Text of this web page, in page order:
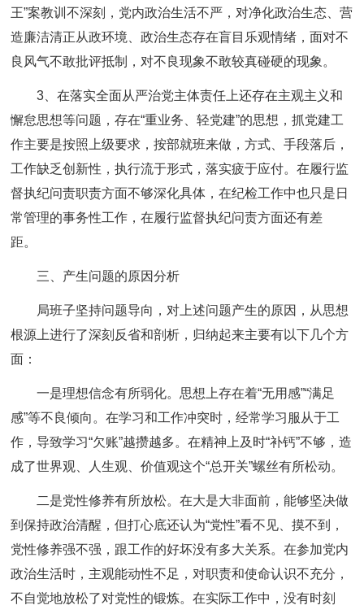
王”案教训不深刻，党内政治生活不严，对净化政治生态、营
造廉洁清正从政环境、政治生态存在盲目乐观情绪，面对不
良风气不敢批评抵制，对不良现象不敢较真碰硬的现象。
3、在落实全面从严治党主体责任上还存在主观主义和
懈怠思想等问题，存在“重业务、轻党建”的思想，抓党建工
作主要是按照上级要求，按部就班来做，方式、手段落后，
工作缺乏创新性，执行流于形式，落实疲于应付。在履行监
督执纪问责职责方面不够深化具体，在纪检工作中也只是日
常管理的事务性工作，在履行监督执纪问责方面还有差
距。
三、产生问题的原因分析
局班子坚持问题导向，对上述问题产生的原因，从思想
根源上进行了深刻反省和剖析，归纳起来主要有以下几个方
面：
一是理想信念有所弱化。思想上存在着“无用感”“满足
感”等不良倾向。在学习和工作冲突时，经常学习服从于工
作，导致学习“欠账”越攒越多。在精神上及时“补钙”不够，造
成了世界观、人生观、价值观这个“总开关”螺丝有所松动。
二是党性修养有所放松。在大是大非面前，能够坚决做
到保持政治清醒，但打心底还认为“党性”看不见、摸不到，
党性修养强不强，跟工作的好坏没有多大关系。在参加党内
政治生活时，主观能动性不足，对职责和使命认识不充分，
不自觉地放松了对党性的锻炼。在实际工作中，没有时刻